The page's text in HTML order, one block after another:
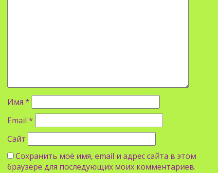
Имя *
Email *
Сайт
Сохранить моё имя, email и адрес сайта в этом
браузере для последующих моих комментариев.